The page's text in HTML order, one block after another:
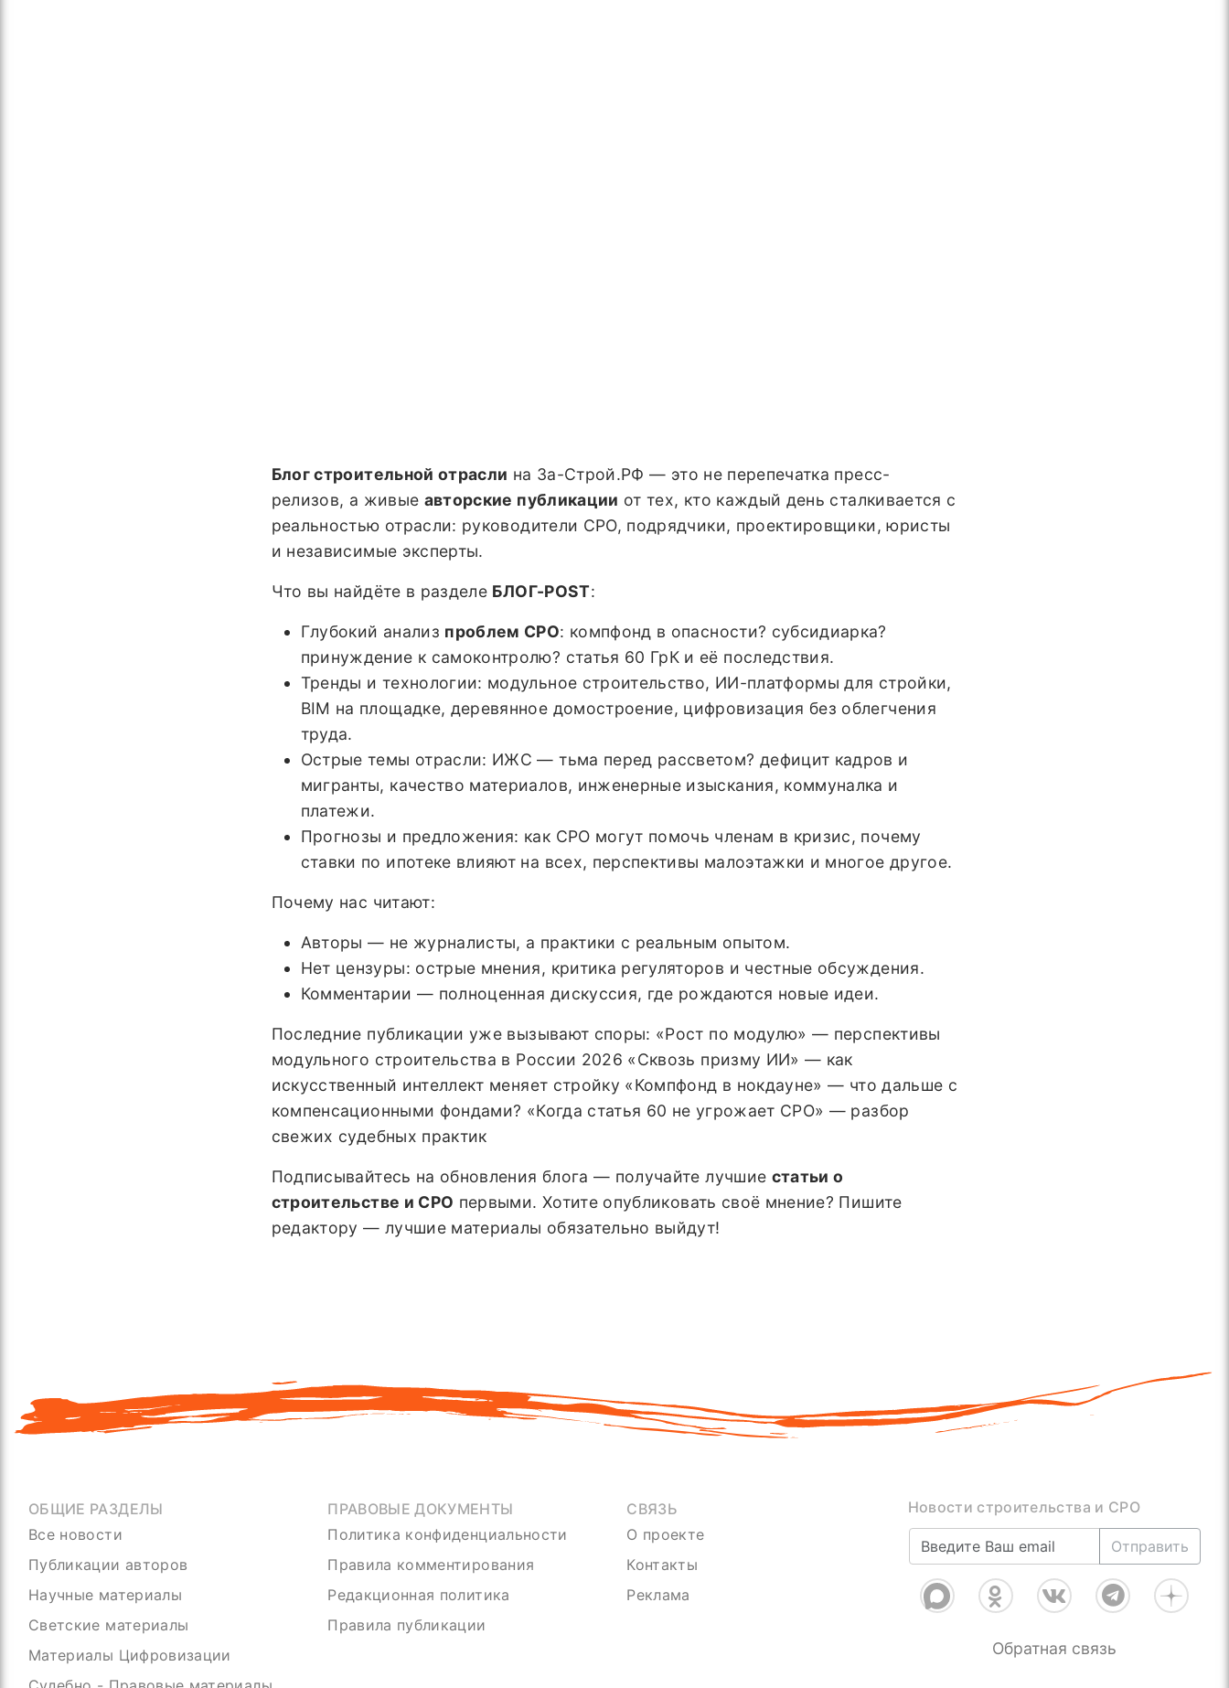
Блог строительной отрасли на За-Строй.РФ — это не перепечатка пресс-
релизов, а живые авторские публикации от тех, кто каждый день сталкивается с
реальностью отрасли: руководители СРО, подрядчики, проектировщики, юристы
и независимые эксперты.
Что вы найдёте в разделе БЛОГ-POST:
Глубокий анализ проблем СРО: компфонд в опасности? субсидиарка?
принуждение к самоконтролю? статья 60 ГрК и её последствия.
Тренды и технологии: модульное строительство, ИИ-платформы для стройки,
BIM на площадке, деревянное домостроение, цифровизация без облегчения
труда.
Острые темы отрасли: ИЖС — тьма перед рассветом? дефицит кадров и
мигранты, качество материалов, инженерные изыскания, коммуналка и
платежи.
Прогнозы и предложения: как СРО могут помочь членам в кризис, почему
ставки по ипотеке влияют на всех, перспективы малоэтажки и многое другое.
Почему нас читают:
Авторы — не журналисты, а практики с реальным опытом.
Нет цензуры: острые мнения, критика регуляторов и честные обсуждения.
Комментарии — полноценная дискуссия, где рождаются новые идеи.
Последние публикации уже вызывают споры: «Рост по модулю» — перспективы
модульного строительства в России 2026 «Сквозь призму ИИ» — как
искусственный интеллект меняет стройку «Компфонд в нокдауне» — что дальше с
компенсационными фондами? «Когда статья 60 не угрожает СРО» — разбор
свежих судебных практик
Подписывайтесь на обновления блога — получайте лучшие статьи о
строительстве и СРО первыми. Хотите опубликовать своё мнение? Пишите
редактору — лучшие материалы обязательно выйдут!
ОБЩИЕ РАЗДЕЛЫ
Все новости
Публикации авторов
Научные материалы
Светские материалы
Материалы Цифровизации
ПРАВОВЫЕ ДОКУМЕНТЫ
Политика конфиденциальности
Правила комментирования
Редакционная политика
Правила публикации
СВЯЗЬ
О проекте
Контакты
Реклама
Новости строительства и СРО
Отправить
Обратная связь